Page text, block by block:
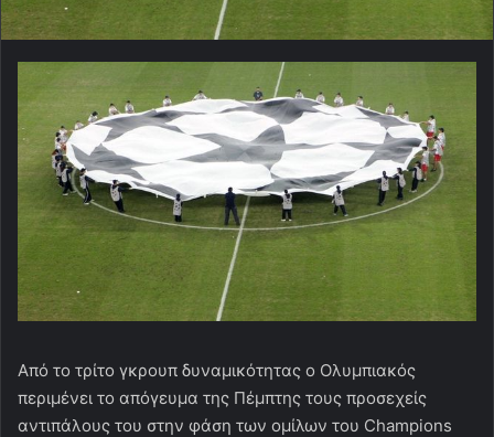
Από το τρίτο γκρουπ δυναμικότητας ο Ολυμπιακός
περιμένει το απόγευμα της Πέμπτης τους προσεχείς
αντιπάλους του στην φάση των ομίλων του Champions